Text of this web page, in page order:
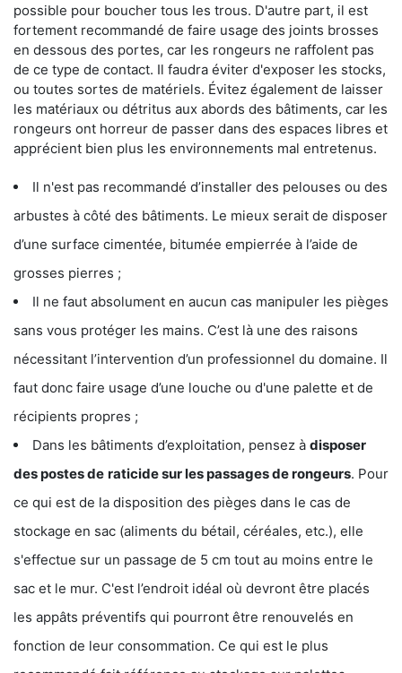
possible pour boucher tous les trous. D'autre part, il est
fortement recommandé de faire usage des joints brosses
en dessous des portes, car les rongeurs ne raffolent pas
de ce type de contact. Il faudra éviter d'exposer les stocks,
ou toutes sortes de matériels. Évitez également de laisser
les matériaux ou détritus aux abords des bâtiments, car les
rongeurs ont horreur de passer dans des espaces libres et
apprécient bien plus les environnements mal entretenus.
Il n'est pas recommandé d’installer des pelouses ou des
arbustes à côté des bâtiments. Le mieux serait de disposer
d’une surface cimentée, bitumée empierrée à l’aide de
grosses pierres ;
Il ne faut absolument en aucun cas manipuler les pièges
sans vous protéger les mains. C’est là une des raisons
nécessitant l’intervention d’un professionnel du domaine. Il
faut donc faire usage d’une louche ou d'une palette et de
récipients propres ;
Dans les bâtiments d’exploitation, pensez à disposer
des postes de raticide sur les passages de rongeurs. Pour
ce qui est de la disposition des pièges dans le cas de
stockage en sac (aliments du bétail, céréales, etc.), elle
s'effectue sur un passage de 5 cm tout au moins entre le
sac et le mur. C'est l’endroit idéal où devront être placés
les appâts préventifs qui pourront être renouvelés en
fonction de leur consommation. Ce qui est le plus